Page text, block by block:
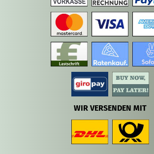
WIR VERSENDEN MIT